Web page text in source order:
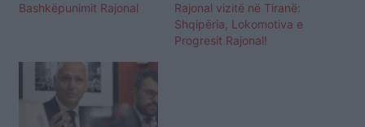
Bashkëpunimit Rajonal
Rajonal vizitë në Tiranë:
Shqipëria, Lokomotiva e
Progresit Rajonal!